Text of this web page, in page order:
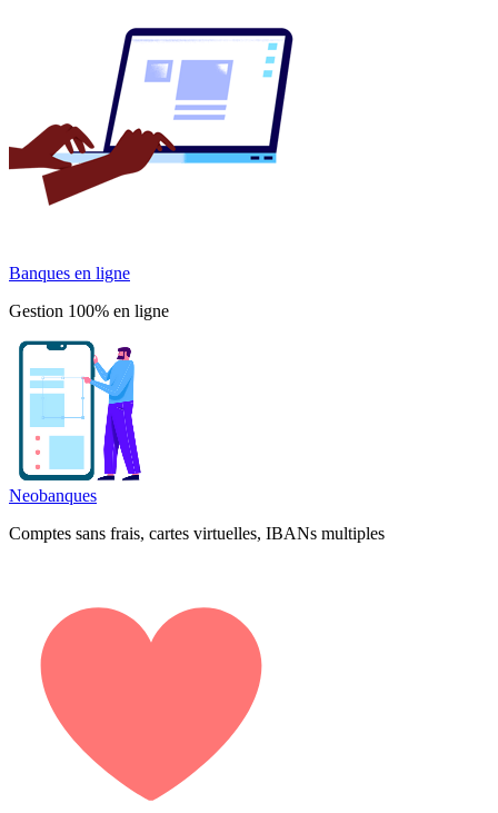
Banques en ligne
Gestion 100% en ligne
Neobanques
Comptes sans frais, cartes virtuelles, IBANs multiples